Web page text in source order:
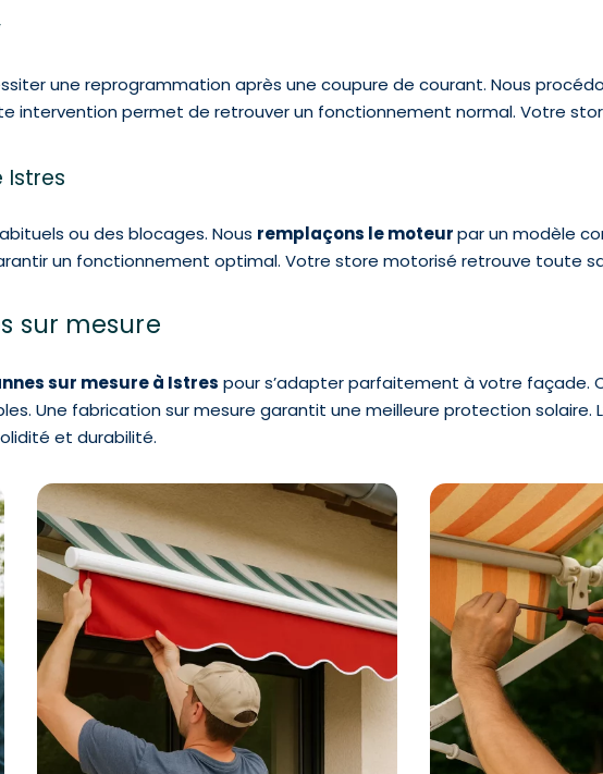
une reprogrammation après une coupure de courant. Nous
intervention permet de retrouver un fonctionnement normal. Votre
ou des blocages. Nous remplaçons le moteurpar un modèle
un fonctionnement optimal. Votre store motorisé retrouve toute
sur mesure
sur mesure à Istres pour s’adapter parfaitement à votre façade.
Une fabrication sur mesure garantit une meilleure protection solaire.
et durabilité.